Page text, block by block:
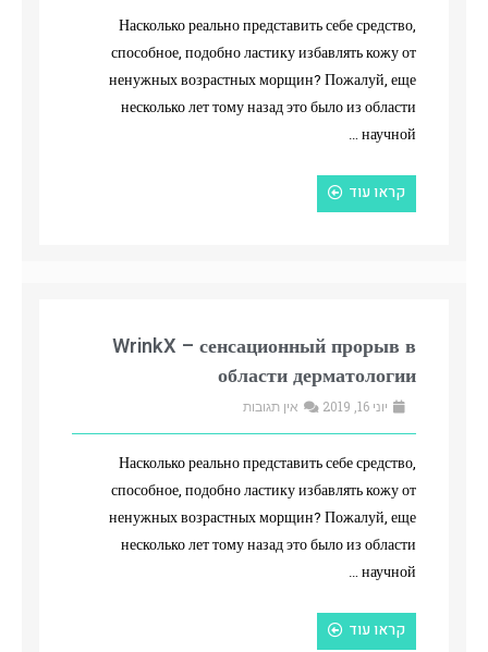
Насколько реально представить себе средство,
способное, подобно ластику избавлять кожу от
ненужных возрастных морщин? Пожалуй, еще
несколько лет тому назад это было из области
научной …
קראו עוד
WrinkX – сенсационный прорыв в
области дерматологии
יוני 16, 2019 אין תגובות
Насколько реально представить себе средство,
способное, подобно ластику избавлять кожу от
ненужных возрастных морщин? Пожалуй, еще
несколько лет тому назад это было из области
научной …
קראו עוד